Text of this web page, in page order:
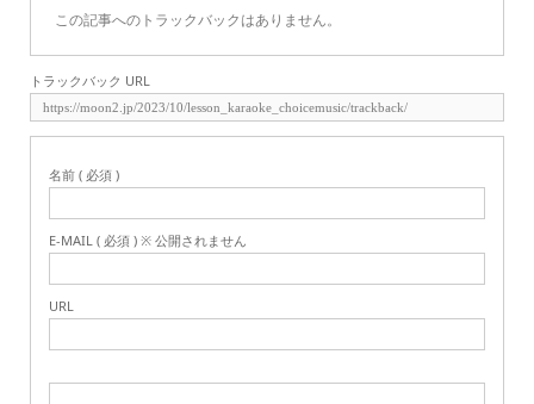
この記事へのトラックバックはありません。
トラックバック URL
名前 ( 必須 )
E-MAIL ( 必須 ) ※ 公開されません
URL